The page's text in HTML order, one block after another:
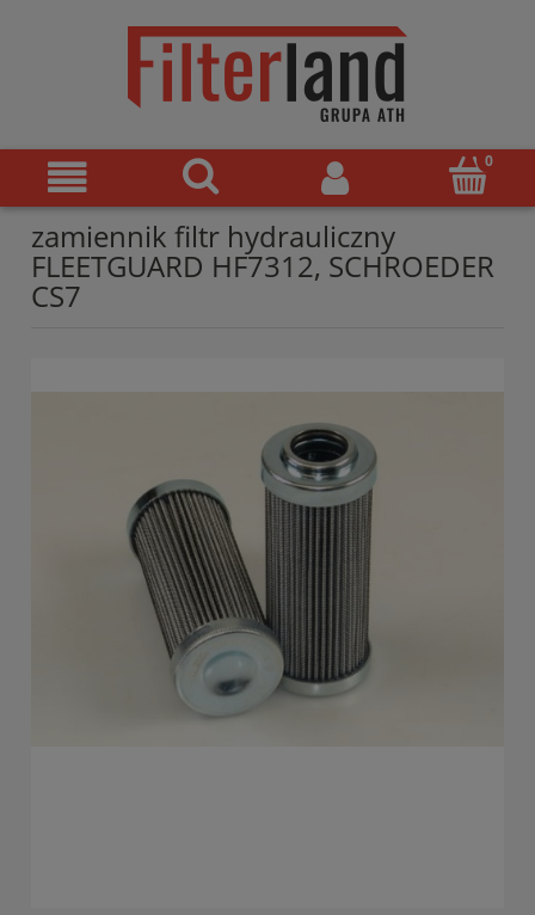
zamiennik filtr hydrauliczny
FLEETGUARD HF7312, SCHROEDER
CS7